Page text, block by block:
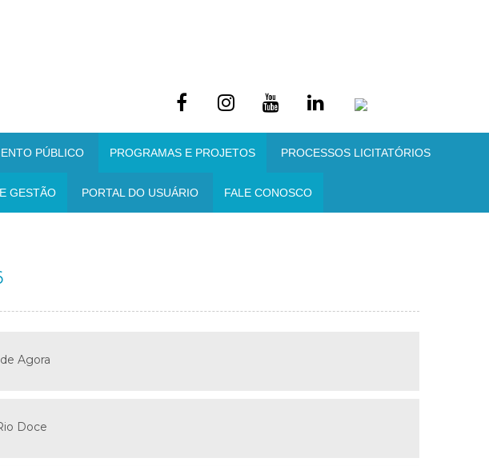
PÚBLICO PROGRAMAS E PROJETOS PROCESSOS LICITATÓRIOS
GESTÃO PORTAL DO USUÁRIO FALE CONOSCO
Agora
Doce